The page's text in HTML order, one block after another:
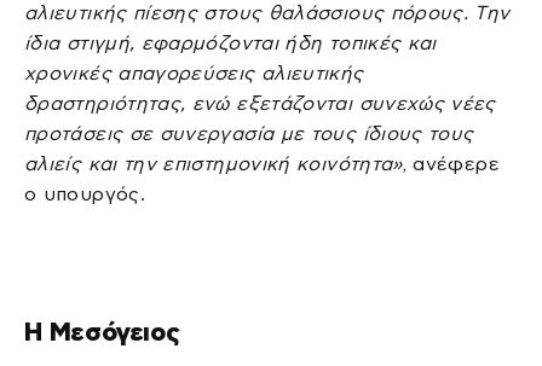
αλιευτικής πίεσης στους θαλάσσιους πόρους. Την
ίδια στιγμή, εφαρμόζονται ήδη τοπικές και
χρονικές απαγορεύσεις αλιευτικής
δραστηριότητας, ενώ εξετάζονται συνεχώς νέες
προτάσεις σε συνεργασία με τους ίδιους τους
αλιείς και την επιστημονική κοινότητα», ανέφερε
ο υπουργός.
Η Μεσόγειος